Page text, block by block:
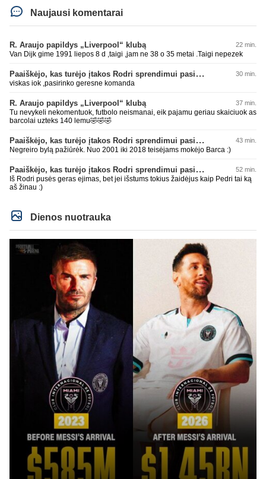
Naujausi komentarai
R. Araujo papildys „Liverpool“ klubą 22 min.
Van Dijk gime 1991 liepos 8 d ,taigi ,jam ne 38 o 35 metai .Taigi nepezek
Paaiškėjo, kas turėjo įtakos Rodri sprendimui pasirinkti Barselonos pusę 30 min.
viskas iok ,pasirinko geresne komanda
R. Araujo papildys „Liverpool“ klubą 37 min.
Tu nevykeli nekomentuok, futbolo neismanai, eik pajamu geriau skaiciuok as
barcolai uzteks 140 lemu🤣🤣🤣
Paaiškėjo, kas turėjo įtakos Rodri sprendimui pasirinkti Barselonos pusę 43 min.
Negreiro bylą pažiūrėk. Nuo 2001 iki 2018 teisėjams mokėjo Barca :)
Paaiškėjo, kas turėjo įtakos Rodri sprendimui pasirinkti Barselonos pusę 52 min.
Iš Rodri pusės geras ejimas, bet jei išstums tokius žaidėjus kaip Pedri tai ką
aš žinau :)
Dienos nuotrauka